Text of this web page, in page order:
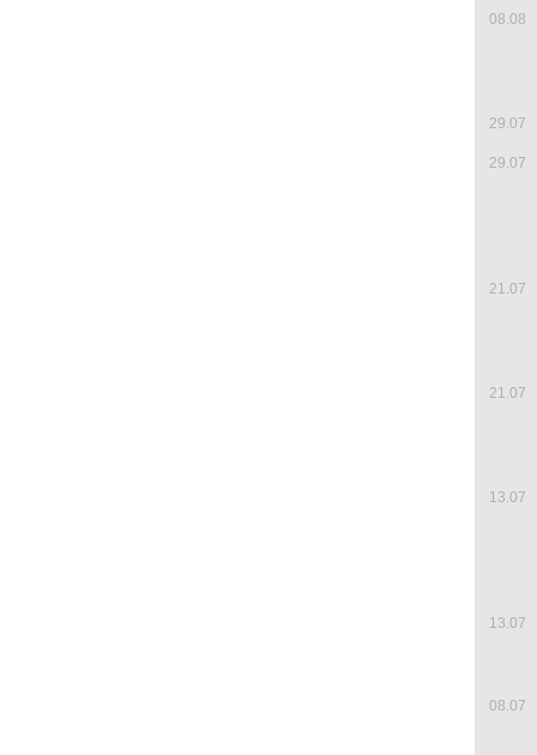
08.08
29.07
29.07
21.07
21.07
13.07
13.07
08.07